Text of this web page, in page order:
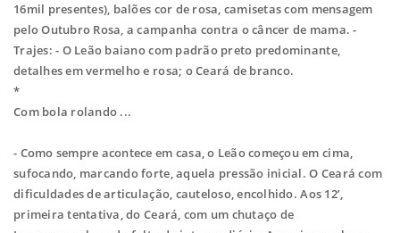
16mil presentes), balões cor de rosa, camisetas com mensagem
pelo Outubro Rosa, a campanha contra o câncer de mama.-
Trajes: - O Leão baiano com padrão preto predominante,
detalhes em vermelho e rosa; o Ceará de branco.
*
Com bola rolando ...
- Como sempre acontece em casa, o Leão começou em cima,
sufocando, marcandoforte, aquela pressão inicial. O Ceará com
dificuldades de articulação, cauteloso,encolhido. Aos 12’,
primeira tentativa, do Ceará, com um chutaço de